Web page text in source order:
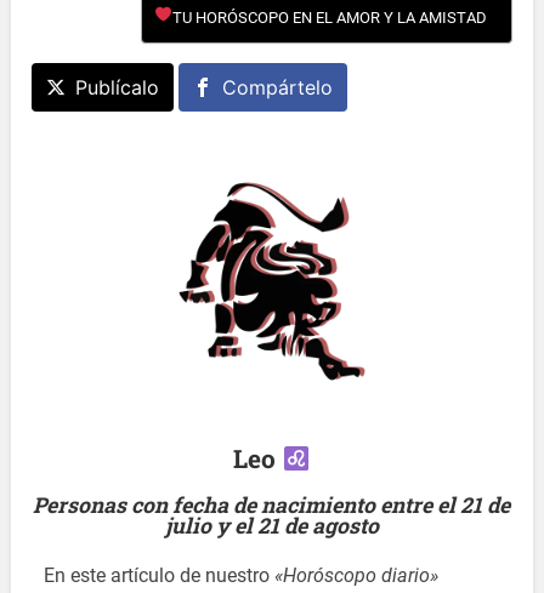
TU HORÓSCOPO EN EL AMOR Y LA AMISTAD
Publícalo Compártelo
Leo
Personas con fecha de nacimiento entre el 21 de
julio y el 21 de agosto
En este artículo de nuestro «Horóscopo diario»